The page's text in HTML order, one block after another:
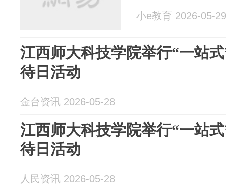
小e教育 2026-05-29
江西师大科技学院举行“一站
待日活动
金台资讯 2026-05-28
江西师大科技学院举行“一站
待日活动
人民资讯 2026-05-28